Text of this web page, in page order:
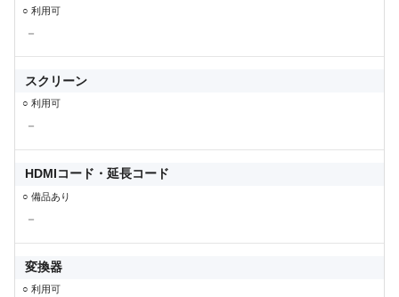
○ 利用可
－
スクリーン
○ 利用可
－
HDMIコード・延長コード
○ 備品あり
－
変換器
○ 利用可